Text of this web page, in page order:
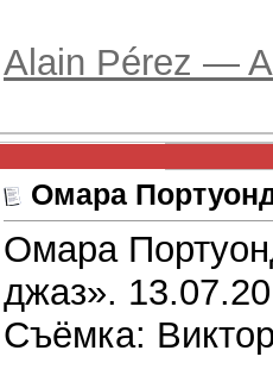
Alain Pérez —
Омара
Омара
джаз».
Съёмка: